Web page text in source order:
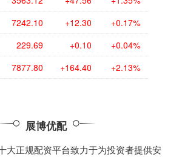
7242.10 +12.30 +0.17%
229.69 +0.10 +0.04%
7877.80 +164.40 +2.13%
展博优配
大正规配资平台致力于为投资者提供安